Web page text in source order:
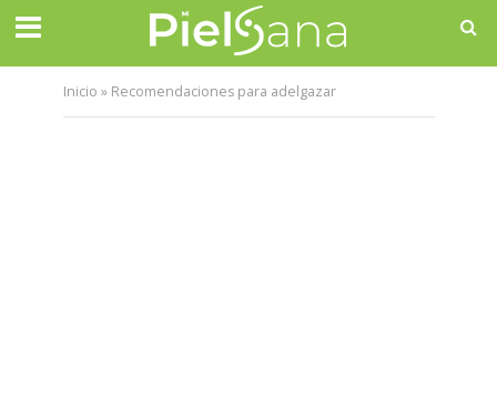
Inicio » Recomendaciones para adelgazar